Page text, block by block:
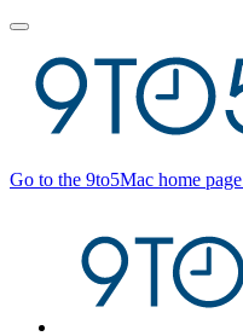
Toggle
menu
Go to the 9to5Mac home page